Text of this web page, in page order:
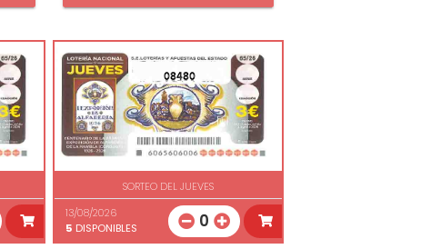
08480
SORTEO DEL JUEVES
13/08/2026
5 DISPONIBLES 0